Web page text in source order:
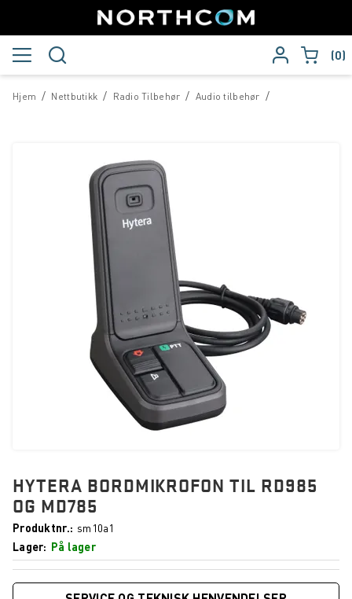
0
/
Hjem /
Nettbutikk /
Radio Tilbehør /
Audio tilbehør
HYTERA BORDMIKROFON TIL RD985
OG MD785
Produktnr.
sm10a1
Lager
På lager